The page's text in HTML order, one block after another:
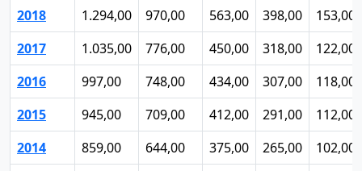
2018
1.294,00 970,00 563,00 398,00
153,00
2017
1.035,00 776,00 450,00 318,00
122,00
2016
997,00 748,00 434,00 307,00
118,00
2015
945,00 709,00 412,00 291,00
112,00
2014
859,00 644,00 375,00 265,00
102,00